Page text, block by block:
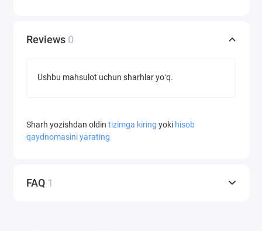
Reviews 0
Ushbu mahsulot uchun sharhlar yoʻq.
Sharh yozishdan oldin tizimga kiring yoki hisob
qaydnomasini yarating
FAQ 1